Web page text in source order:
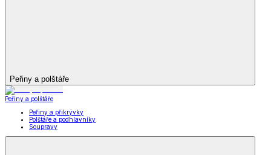
Peřiny a polštáře
Peřiny a polštáře
Peřiny a přikrývky
Polštáře a podhlavníky
Soupravy